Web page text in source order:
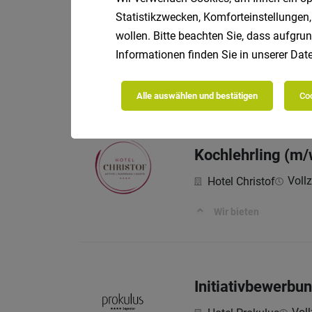
Kochlehrling im
Schlosswirt Forst
Anforderungen:
Kochlehrling
Hotel Christof
Wir bieten
Statistikzwecken,
wollen. Bitte beachten Sie, dass
Informationen finden Sie in unserer
Alle auswählen und bestätigen